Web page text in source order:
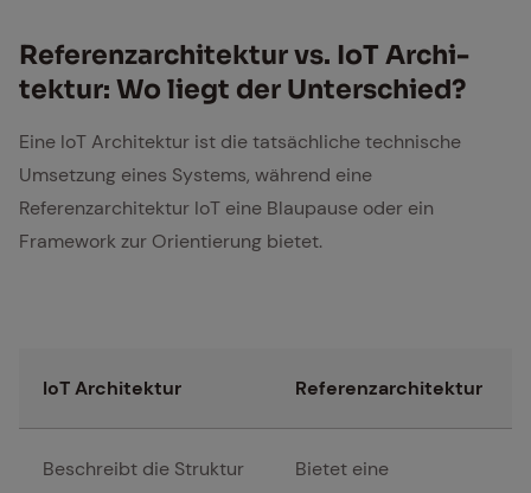
Re­fe­renz­ar­chi­tek­tur vs. IoT Ar­chi­
tek­tur: Wo liegt der Un­ter­schied?
Eine IoT Architektur ist die tatsächliche technische
Umsetzung eines Systems, während eine
Referenzarchitektur IoT eine Blaupause oder ein
Framework zur Orientierung bietet.
IoT Architektur Referenzarchitektur
Beschreibt die Struktur
Bietet eine